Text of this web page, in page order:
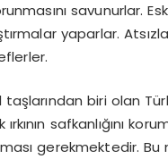
savunurlar.
yaparlar.
biri olan Türk
safkanlığını
gerekmektedir.